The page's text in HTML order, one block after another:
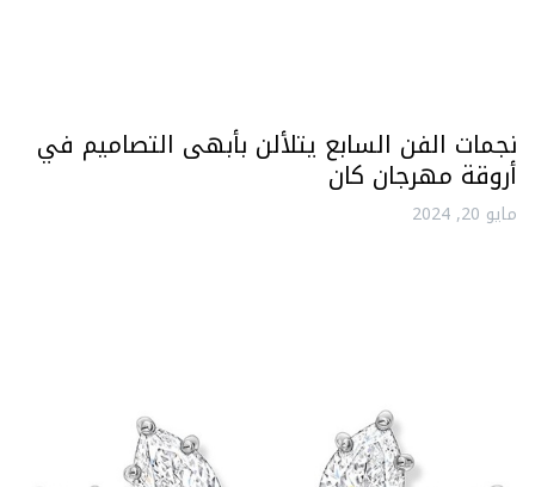
نجمات الفن السابع يتلألن بأبهى التصاميم في
أروقة مهرجان كان
مايو 20, 2024